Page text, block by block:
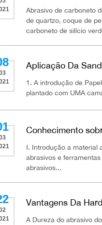
Abrasivo de carboneto
de quartzo, coque de
carboneto de silício
Aplicação Da
1. A introdução de
plantado com UMA
Conhecimento
Ⅰ. Introdução a material
abrasivos e
abrasivos...
Vantagens Da
A Dureza do abrasivo